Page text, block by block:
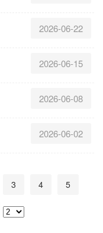
2026-06-22
2026-06-15
2026-06-08
2026-06-02
3 4 5